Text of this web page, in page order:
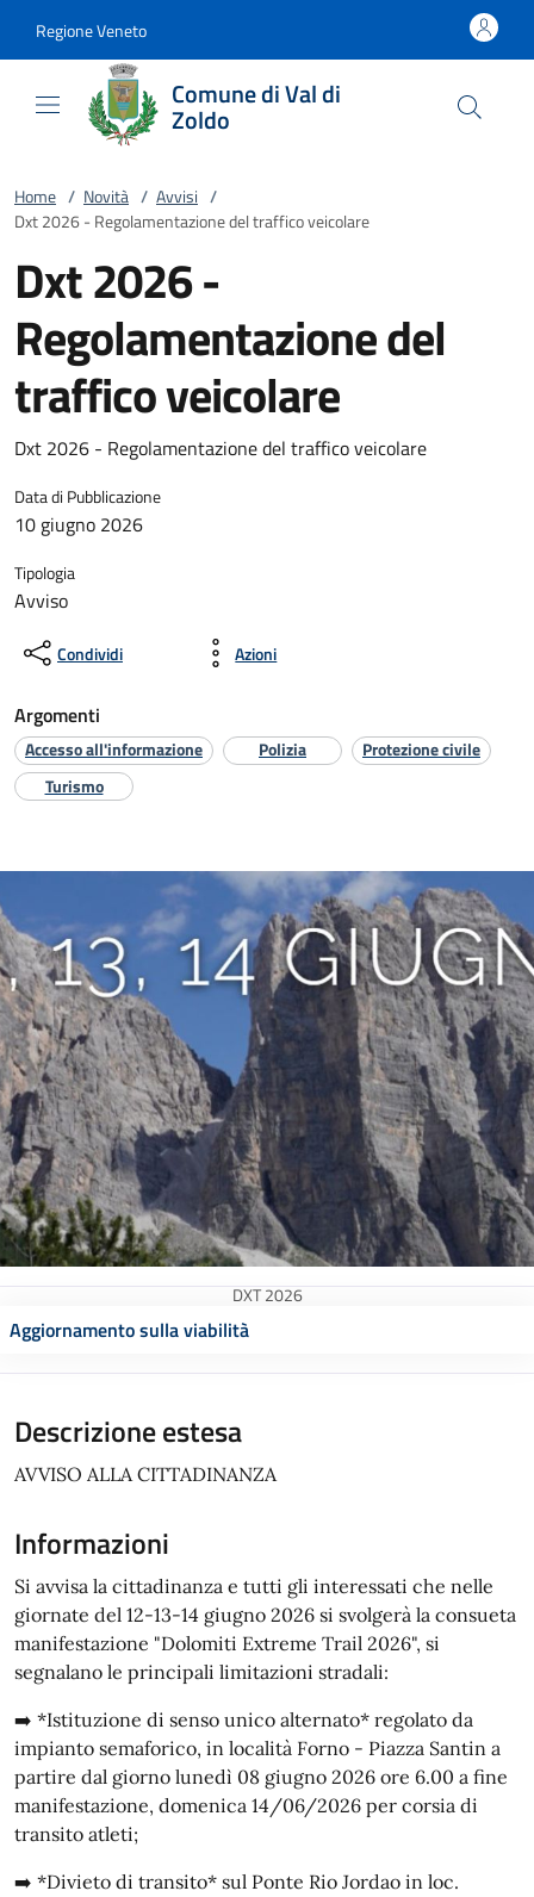
Regione Veneto
Comune di Val di
Zoldo
Home / Novità / Avvisi /
Dxt 2026 - Regolamentazione del traffico veicolare
Dxt 2026 -
Regolamentazione del
traffico veicolare
Dxt 2026 - Regolamentazione del traffico veicolare
Data di Pubblicazione
10 giugno 2026
Tipologia
Avviso
Condividi Azioni
Argomenti
Accesso all'informazione Polizia
Protezione civile
Turismo
DXT 2026
Aggiornamento sulla viabilità
Descrizione estesa
AVVISO ALLA CITTADINANZA
Informazioni
Si avvisa la cittadinanza e tutti gli interessati che nelle
giornate del 12-13-14 giugno 2026 si svolgerà la consueta
manifestazione "Dolomiti Extreme Trail 2026", si
segnalano le principali limitazioni stradali:
➡️ *Istituzione di senso unico alternato* regolato da
impianto semaforico, in località Forno - Piazza Santin a
partire dal giorno lunedì 08 giugno 2026 ore 6.00 a fine
manifestazione, domenica 14/06/2026 per corsia di
transito atleti;
➡️ *Divieto di transito* sul Ponte Rio Jordao in loc.